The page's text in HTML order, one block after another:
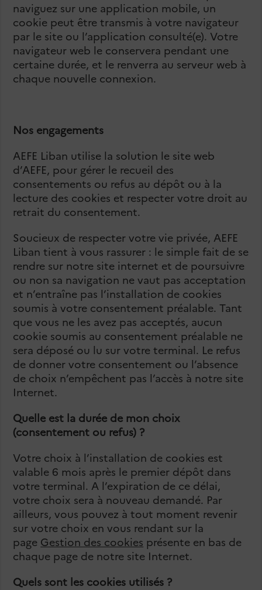
naviguez sur une application mobile, un
cookie peut être transmis à votre navigateur
par le site ou l’application consulté(e). Votre
navigateur web le conservera pendant une
certaine durée, et le renverra au serveur web à
chaque nouvelle connexion.
Nos engagements
AEFE Liban utilise la solution le site web
d’AEFE, pour gérer le recueil des
consentements ou refus au dépôt ou à la
lecture des cookies et respecter votre droit au
retrait du consentement.
Soucieux de respecter votre vie privée, AEFE
Liban tient à vous rassurer : le simple fait de se
rendre sur notre site internet et de poursuivre
ou non sa navigation ne vaut pas acceptation
et n’entraîne pas l’installation de cookies
soumis à votre consentement préalable. Tant
que vous ne les avez pas acceptés, aucun
cookie soumis au consentement préalable ne
sera déposé ou lu sur votre terminal. Le refus
de donner votre consentement ou l’absence
de choix n’empêchent pas l’accès à notre site
Internet.
Quelle est la durée de mon choix
(consentement ou refus) ?
Votre choix à l’installation de cookies est
valable 6 mois après le premier dépôt dans
votre terminal. A l’expiration de ce délai,
votre choix sera à nouveau demandé. Par
ailleurs, vous pouvez à tout moment revenir
sur votre choix en vous rendant sur la
page Gestion des cookies présente en bas de
chaque page de notre site Internet.
Quels sont les cookies utilisés ?